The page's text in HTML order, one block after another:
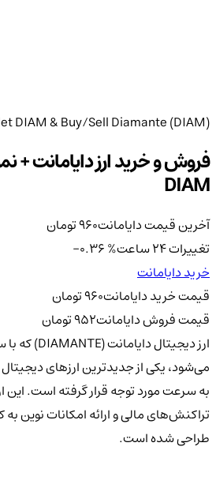
DIAM & Buy/Sell Diamante (DIAM)
فروش و خرید ارز دایامانت +
DIAM
آخرین قیمت دایامانت960تومان
تغییرات 24 ساعت
-0.36%
خرید دایامانت
قیمت خرید دایامانت960تومان
قیمت فروش دایامانت952تومان
می‌شود، یکی از جدیدترین ارزهای دیجیتال
به سرعت مورد توجه قرار گرفته است. این
تراکنش‌های مالی و ارائه امکانات نوین به
طراحی شده است.